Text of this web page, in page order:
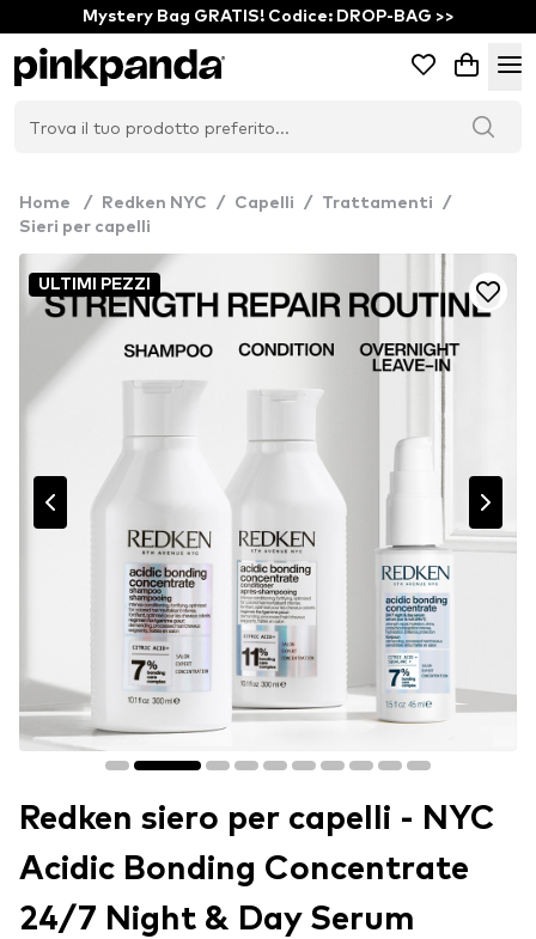
Mystery Bag GRATIS! Codice: DROP-BAG >>
Home / Redken NYC / Capelli / Trattamenti
/
Sieri per capelli
ULTIMI PEZZI
Redken siero per capelli - NYC
Acidic Bonding Concentrate
24/7 Night & Day Serum